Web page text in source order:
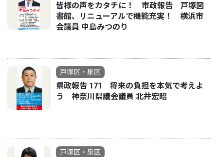
皆様の声をカタチに！ 市政報告 戸塚図
書館、リニューアルで機能充実！ 横浜市
会議員 中島みつのり
戸塚区・泉区
県政報告 171 将来の負担を本気で考えよ
う 神奈川県議会議員 北井宏昭
戸塚区・泉区